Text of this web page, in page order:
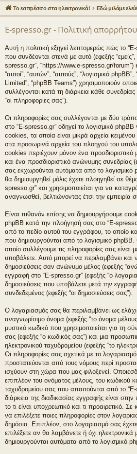
γο
ρε
ς
συ
έσ
εις
Συ
ζη
τή
σε
ις
Το εσπρέσσο στα ηλεκτρονικά! Εδώ μιλάμε
E-spresso.gr - Πολιτική απορρήτου
Αυτή η πολιτική εξηγεί λεπτομερώς πώς το “E-
που συνδέονται στενά με αυτό (εφεξής “εμείς”,
spresso.gr”, “https://www.e-spresso.gr/forum”)
“αυτοί”, “αυτών”, “αυτούς”, “λογισμικό
Limited”, “phpBB Teams”) χρησιμοποιούν
συλλέγονται κατά τη διάρκεια κάθε
“οι πληροφορίες σας”).
Οι πληροφορίες σας συλλέγονται με δύο
στο “E-spresso.gr” οδηγεί το λογισμικό phpBB
cookies, τα οποία είναι μικρά αρχεία
στα προσωρινά αρχεία του πλοηγού του
cookies περιέχουν μόνον ένα προσδιοριστικό
και ένα προσδιοριστικό ανώνυμης συνεδρίας
σας εκχωρούνται αυτόματα από το λογισμικό
θα δημιουργηθεί μόλις έχετε πλοηγηθεί σε
spresso.gr” και χρησιμοποιείται για να
αναγνωσθεί, βελτιώνοντας έτσι την εμπειρία
Είναι πιθανόν επίσης να δημιουργήσουμε
phpBB κατά την πλοήγησή σας στο “E-
από το πεδίο αυτού του εγγράφου, το οποίο
που δημιουργούνται από το λογισμικό
οποίο συλλέγουμε τις πληροφορίες σας είναι
υποβάλετε. Αυτό μπορεί να περιλαμβάνει και
δημοσιεύσεις σαν ανώνυμο μέλος (εφεξής
εγγραφή στο “E-spresso.gr” (εφεξής “ο
δημοσιεύσεις που υποβάλετε μετά την
συνδεδεμένος (εφεξής “οι δημοσιεύσεις σας”).
Ο λογαριασμός σας θα περιλαμβάνει ως
αναγνωρίσιμο όνομα (εφεξής “το όνομα
μυστικό κωδικό που χρησιμοποιείται για τη
σας (εφεξής “ο κωδικός σας”) και μια
ηλεκτρονικού ταχυδρομείου (εφεξής “το
Οι πληροφορίες σας σχετικά με το
προστατεύονται από τους νόμους περί
ισχύουν στη χώρα που μας φιλοξενεί.
επιπλέον του ονόματος μέλους, του κωδικού
ταχυδρομείου σας που απαιτούνται από το
διάρκεια της διαδικασίας εγγραφής είναι
το τι είναι υποχρεωτικό και τι προαιρετικό.
να επιλέξετε ποιες πληροφορίες στον
δημόσια. Επιπλέον, στο λογαριασμό σας
επιλέξετε αν θα λαμβάνετε ή όχι
δημιουργούνται αυτόματα από το λογισμικό